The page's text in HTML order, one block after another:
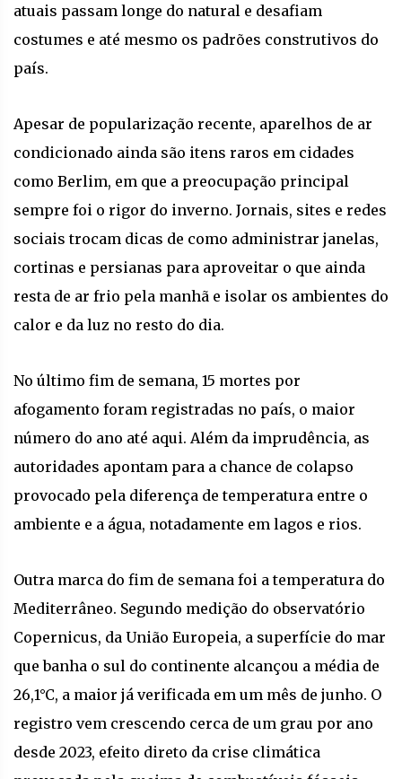
atuais passam longe do natural e desafiam
costumes e até mesmo os padrões construtivos do
país.
Apesar de popularização recente, aparelhos de ar
condicionado ainda são itens raros em cidades
como Berlim, em que a preocupação principal
sempre foi o rigor do inverno. Jornais, sites e redes
sociais trocam dicas de como administrar janelas,
cortinas e persianas para aproveitar o que ainda
resta de ar frio pela manhã e isolar os ambientes do
calor e da luz no resto do dia.
No último fim de semana, 15 mortes por
afogamento foram registradas no país, o maior
número do ano até aqui. Além da imprudência, as
autoridades apontam para a chance de colapso
provocado pela diferença de temperatura entre o
ambiente e a água, notadamente em lagos e rios.
Outra marca do fim de semana foi a temperatura do
Mediterrâneo. Segundo medição do observatório
Copernicus, da União Europeia, a superfície do mar
que banha o sul do continente alcançou a média de
26,1°C, a maior já verificada em um mês de junho. O
registro vem crescendo cerca de um grau por ano
desde 2023, efeito direto da crise climática